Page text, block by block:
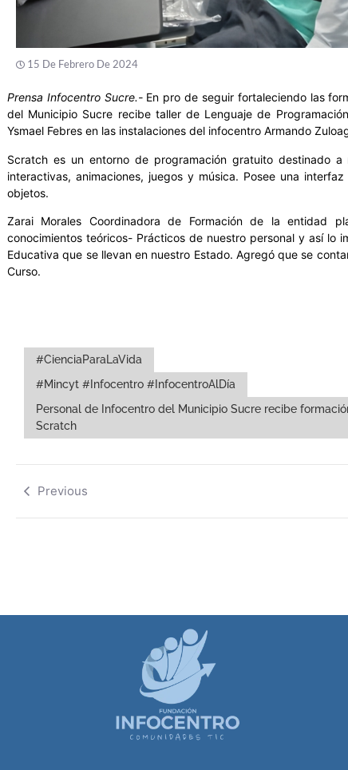
15 De Febrero De 2024
Prensa Infocentro Sucre.-En pro de seguir fortaleciendo las
del Municipio Sucre recibe taller de Lenguaje de
Ysmael Febres en las instalaciones del infocentro Armando
Scratch es un entorno de programación gratuito destinado
interactivas, animaciones, juegos y música. Posee una
objetos.
Zarai Morales Coordinadora de Formación de la entidad
conocimientos teóricos- Prácticos de nuestro personal y así lo
Educativa que se llevan en nuestro Estado. Agregó que se
Curso.
#CienciaParaLaVida
#Mincyt #Infocentro #InfocentroAlDía
Personal de Infocentro del Municipio Sucre recibe
Scratch
Previous